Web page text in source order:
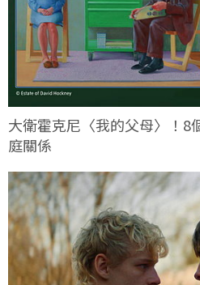
大衛霍克尼〈我的父母〉！8
庭關係